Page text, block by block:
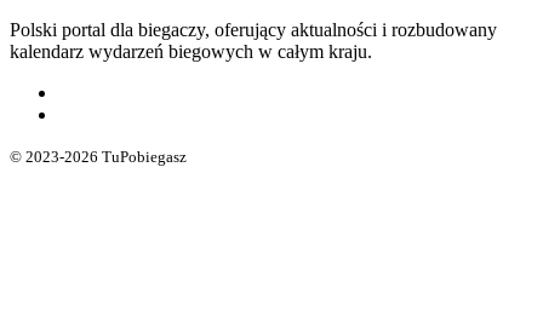
Polski portal dla biegaczy, oferujący aktualności i rozbudowany
kalendarz wydarzeń biegowych w całym kraju.
© 2023-2026 TuPobiegasz